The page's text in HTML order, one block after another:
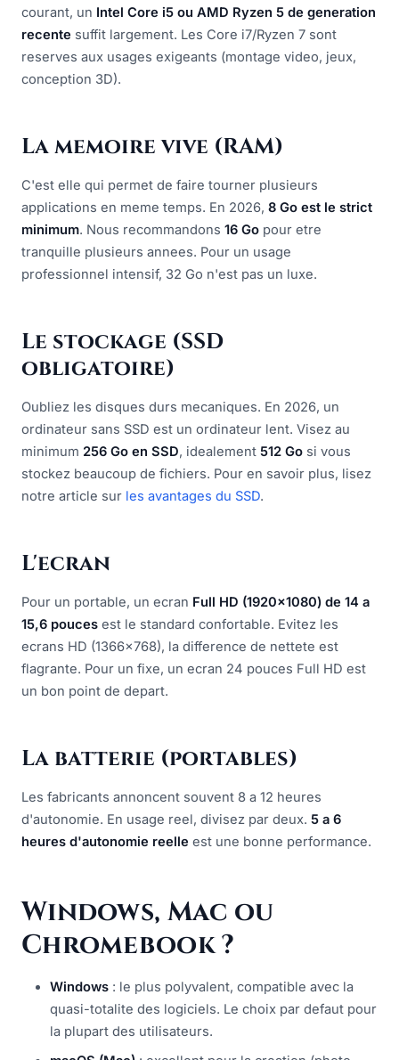
courant, un Intel Core i5 ou AMD Ryzen 5 de generation
recente suffit largement. Les Core i7/Ryzen 7 sont
reserves aux usages exigeants (montage video, jeux,
conception 3D).
La memoire vive (RAM)
C'est elle qui permet de faire tourner plusieurs
applications en meme temps. En 2026, 8 Go est le strict
minimum. Nous recommandons 16 Go pour etre
tranquille plusieurs annees. Pour un usage
professionnel intensif, 32 Go n'est pas un luxe.
Le stockage (SSD
obligatoire)
Oubliez les disques durs mecaniques. En 2026, un
ordinateur sans SSD est un ordinateur lent. Visez au
minimum 256 Go en SSD, idealement 512 Go si vous
stockez beaucoup de fichiers. Pour en savoir plus, lisez
notre article sur les avantages du SSD.
L'ecran
Pour un portable, un ecran Full HD (1920x1080) de 14 a
15,6 pouces est le standard confortable. Evitez les
ecrans HD (1366x768), la difference de nettete est
flagrante. Pour un fixe, un ecran 24 pouces Full HD est
un bon point de depart.
La batterie (portables)
Les fabricants annoncent souvent 8 a 12 heures
d'autonomie. En usage reel, divisez par deux. 5 a 6
heures d'autonomie reelle est une bonne performance.
Windows, Mac ou
Chromebook ?
Windows : le plus polyvalent, compatible avec la
quasi-totalite des logiciels. Le choix par defaut pour
la plupart des utilisateurs.